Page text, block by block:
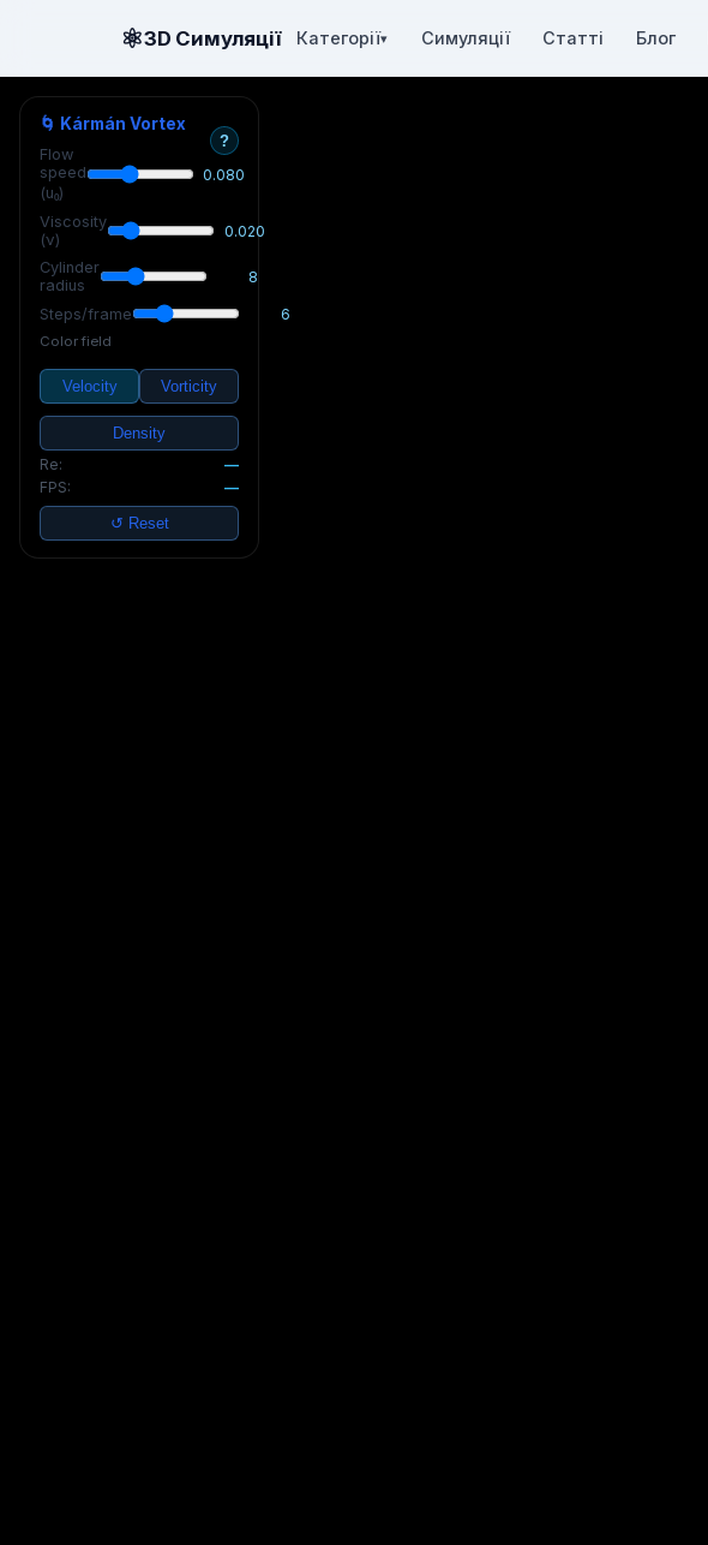
⚛3D Симуляції Категорії▾ Симуляції Статті Блог
🌀 Kármán Vortex
?
Flow
speed
(u₀)
0.080
Viscosity
(ν)
0.020
Cylinder
radius
8
Steps/frame 6
Color field
Velocity Vorticity
Density
Re:
—
FPS:
—
↺ Reset